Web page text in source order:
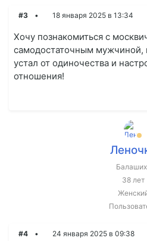
#3 18 января 2025 в 13:34
Хочу познакомиться с
самодостаточным мужчиной,
устал от одиночества и
отношения!
#4 24 января 2025 в 09:38
38 лет